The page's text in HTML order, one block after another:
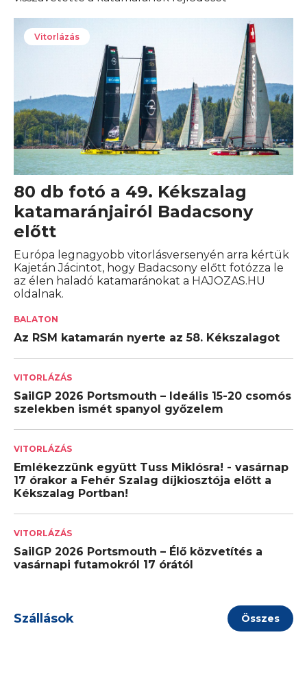
Vitorlázás
80 db fotó a 49. Kékszalag
katamaránjairól Badacsony
előtt
Európa legnagyobb vitorlásversenyén arra kértük
Kajetán Jácintot, hogy Badacsony előtt fotózza le
az élen haladó katamaránokat a HAJOZAS.HU
oldalnak.
BALATON
Az RSM katamarán nyerte az 58. Kékszalagot
VITORLÁZÁS
SailGP 2026 Portsmouth – Ideális 15-20 csomós
szelekben ismét spanyol győzelem
VITORLÁZÁS
Emlékezzünk együtt Tuss Miklósra! - vasárnap
17 órakor a Fehér Szalag díjkiosztója előtt a
Kékszalag Portban!
VITORLÁZÁS
SailGP 2026 Portsmouth – Élő közvetítés a
vasárnapi futamokról 17 órától
Szállások Összes